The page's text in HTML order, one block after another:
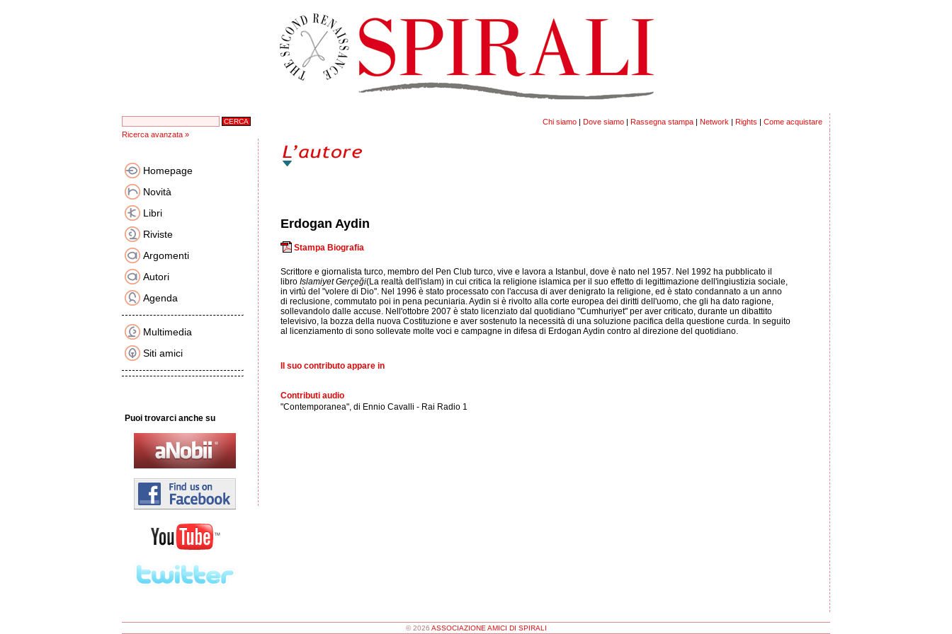
Chi siamo | Dove siamo | Rassegna stampa | Network | Rights | Come acquistare
Ricerca avanzata »
Homepage
Novità
Libri
Riviste
Argomenti
Autori
Agenda
Multimedia
Siti amici
Puoi trovarci anche su
Erdogan Aydin
Stampa Biografia
Scrittore e giornalista turco, membro del Pen Club turco, vive e lavora a Istanbul, dove è nato nel 1957. Nel 1992 ha pubblicato il
libro Islamiyet Gerçeği(La realtà dell'islam) in cui critica la religione islamica per il suo effetto di legittimazione dell'ingiustizia sociale,
in virtù del "volere di Dio". Nel 1996 è stato processato con l'accusa di aver denigrato la religione, ed è stato condannato a un anno
di reclusione, commutato poi in pena pecuniaria. Aydin si è rivolto alla corte europea dei diritti dell'uomo, che gli ha dato ragione,
sollevandolo dalle accuse. Nell'ottobre 2007 è stato licenziato dal quotidiano "Cumhuriyet" per aver criticato, durante un dibattito
televisivo, la bozza della nuova Costituzione e aver sostenuto la necessità di una soluzione pacifica della questione curda. In seguito
al licenziamento di sono sollevate molte voci e campagne in difesa di Erdogan Aydin contro al direzione del quotidiano.
Il suo contributo appare in
Contributi audio
"Contemporanea", di Ennio Cavalli - Rai Radio 1
© 2026 ASSOCIAZIONE AMICI DI SPIRALI